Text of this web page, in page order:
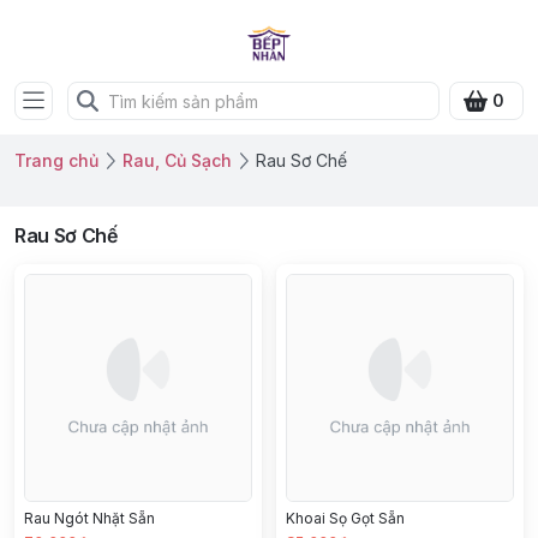
0
Trang chủ Rau, Củ Sạch Rau Sơ Chế
Rau Sơ Chế
Rau Ngót Nhặt Sẵn
Khoai Sọ Gọt Sẵn